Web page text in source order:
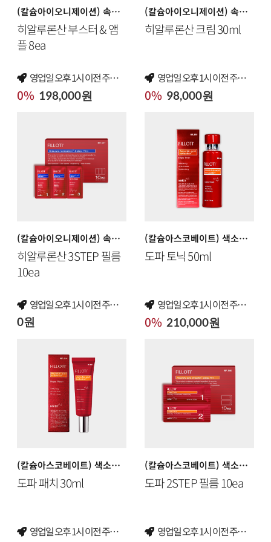
(칼슘아이오니제이션)​ 속보습·물광 케어 앰플
히알루론산 부스터 & 앰
플 8ea
영업일 오후 1시 이전 ​주문 건 당일 출고
0% 198,000원
(칼슘아이오니제이션)​ 속보습·물광 케어 크림
히알루론산 크림 30ml
영업일 오후 1시 이전 ​주문 건 당일 출고
0% 98,000원
(칼슘아이오니제이션)​ 속보습·물광 케어 여행용 필름
히알루론산 3STEP 필름
10ea
영업일 오후 1시 이전 ​주문 건 당일 출고
0원
(칼슘아스코베이트) 색소침착·기미 케어 토닉
도파 토닉 50ml
영업일 오후 1시 이전 ​주문 건 당일 출고
0% 210,000원
(칼슘아스코베이트)​ 색소침착·기미 케어 크림
도파 패치 30ml
영업일 오후 1시 이전 ​주문 건 당일 출고
(칼슘아스코베이트)​ 색소침착·기미 케어 여행용 필름
도파 2STEP 필름 10ea
영업일 오후 1시 이전 ​주문 건 당일 출고